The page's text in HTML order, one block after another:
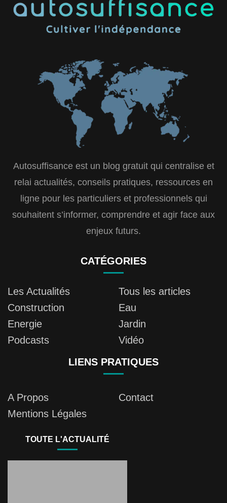
Autosuffisance est un blog gratuit qui centralise et
relai actualités, conseils pratiques, ressources en
ligne pour les particuliers et professionnels qui
souhaitent s’informer, comprendre et agir face aux
enjeux futurs.
CATÉGORIES
Les Actualités
Tous les articles
Construction
Eau
Energie
Jardin
Podcasts
Vidéo
LIENS PRATIQUES
A Propos
Contact
Mentions Légales
TOUTE L'ACTUALITÉ